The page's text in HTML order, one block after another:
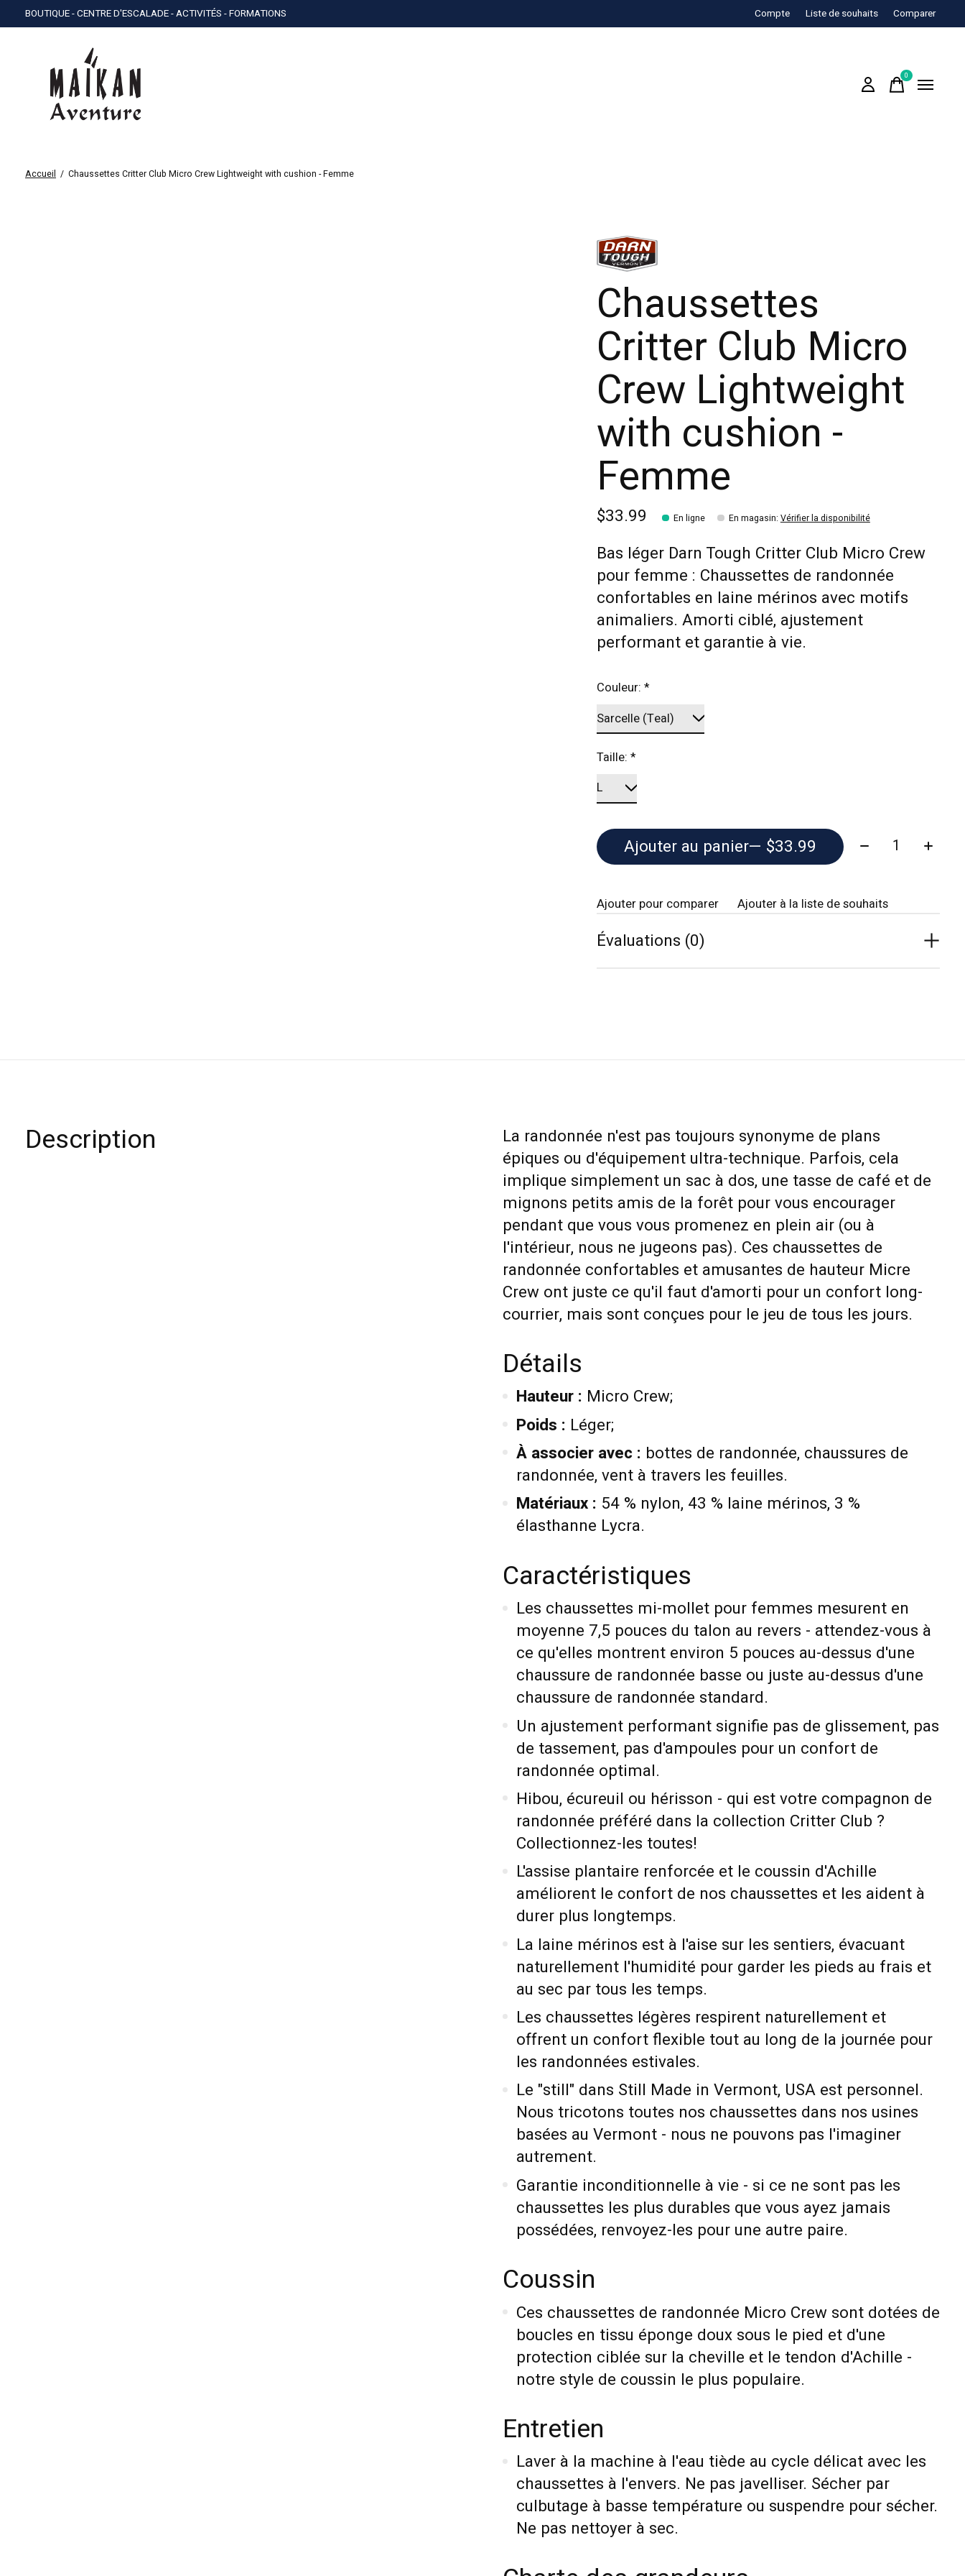
BOUTIQUE - CENTRE D'ESCALADE - ACTIVITÉS - FORMATIONS Compte Liste de souhaits Comparer
0items
Accueil / Chaussettes Critter Club Micro Crew Lightweight with cushion - Femme
Chaussettes
Critter Club Micro
Crew Lightweight
with cushion -
Femme
$33.99 En ligne En magasin: Vérifier la disponibilité
Bas léger Darn Tough Critter Club Micro Crew
pour femme : Chaussettes de randonnée
confortables en laine mérinos avec motifs
animaliers. Amorti ciblé, ajustement
performant et garantie à vie.
Couleur:*
Taille:*
Ajouter au panier — $33.99 Quantité:
Ajouter pour comparer Ajouter à la liste de souhaits
Évaluations (0)
Description
La randonnée n'est pas toujours synonyme de plans
épiques ou d'équipement ultra-technique. Parfois, cela
implique simplement un sac à dos, une tasse de café et de
mignons petits amis de la forêt pour vous encourager
pendant que vous vous promenez en plein air (ou à
l'intérieur, nous ne jugeons pas). Ces chaussettes de
randonnée confortables et amusantes de hauteur Micre
Crew ont juste ce qu'il faut d'amorti pour un confort long-
courrier, mais sont conçues pour le jeu de tous les jours.
Détails
Hauteur : Micro Crew;
Poids : Léger;
À associer avec : bottes de randonnée, chaussures de
randonnée, vent à travers les feuilles.
Matériaux : 54 % nylon, 43 % laine mérinos, 3 %
élasthanne Lycra.
Caractéristiques
Les chaussettes mi-mollet pour femmes mesurent en
moyenne 7,5 pouces du talon au revers - attendez-vous à
ce qu'elles montrent environ 5 pouces au-dessus d'une
chaussure de randonnée basse ou juste au-dessus d'une
chaussure de randonnée standard.
Un ajustement performant signifie pas de glissement, pas
de tassement, pas d'ampoules pour un confort de
randonnée optimal.
Hibou, écureuil ou hérisson - qui est votre compagnon de
randonnée préféré dans la collection Critter Club ?
Collectionnez-les toutes!
L'assise plantaire renforcée et le coussin d'Achille
améliorent le confort de nos chaussettes et les aident à
durer plus longtemps.
La laine mérinos est à l'aise sur les sentiers, évacuant
naturellement l'humidité pour garder les pieds au frais et
au sec par tous les temps.
Les chaussettes légères respirent naturellement et
offrent un confort flexible tout au long de la journée pour
les randonnées estivales.
Le "still" dans Still Made in Vermont, USA est personnel.
Nous tricotons toutes nos chaussettes dans nos usines
basées au Vermont - nous ne pouvons pas l'imaginer
autrement.
Garantie inconditionnelle à vie - si ce ne sont pas les
chaussettes les plus durables que vous ayez jamais
possédées, renvoyez-les pour une autre paire.
Coussin
Ces chaussettes de randonnée Micro Crew sont dotées de
boucles en tissu éponge doux sous le pied et d'une
protection ciblée sur la cheville et le tendon d'Achille -
notre style de coussin le plus populaire.
Entretien
Laver à la machine à l'eau tiède au cycle délicat avec les
chaussettes à l'envers. Ne pas javelliser. Sécher par
culbutage à basse température ou suspendre pour sécher.
Ne pas nettoyer à sec.